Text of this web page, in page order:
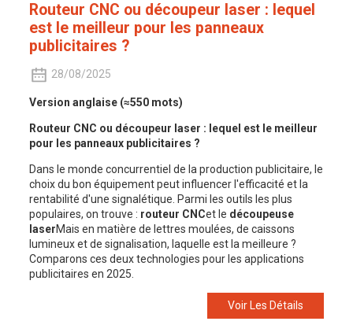
Routeur CNC ou découpeur laser : lequel
est le meilleur pour les panneaux
publicitaires ?
28/08/2025
Version anglaise (≈550 mots)
Routeur CNC ou découpeur laser : lequel est le meilleur
pour les panneaux publicitaires ?
Dans le monde concurrentiel de la production publicitaire, le
choix du bon équipement peut influencer l'efficacité et la
rentabilité d'une signalétique. Parmi les outils les plus
populaires, on trouve : routeur CNCet le découpeuse
laserMais en matière de lettres moulées, de caissons
lumineux et de signalisation, laquelle est la meilleure ?
Comparons ces deux technologies pour les applications
publicitaires en 2025.
Voir Les Détails